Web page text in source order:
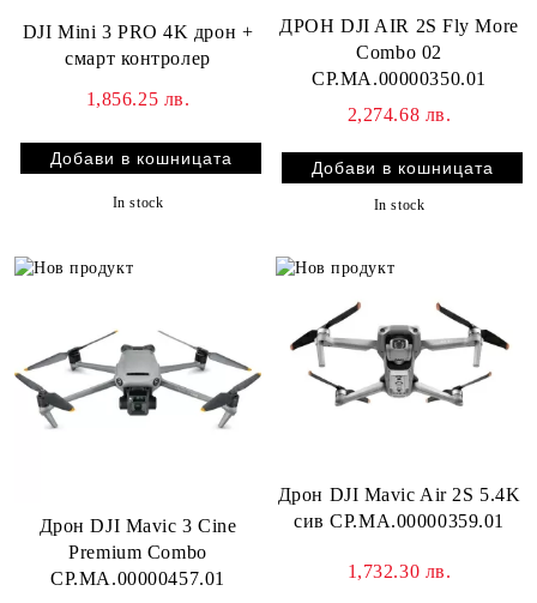
DJI Mini 3 PRO 4K дрон +
смарт контролер
1,856.25 лв.
In stock
ДРОН DJI AIR 2S Fly More
Combo 02
CP.MA.00000350.01
2,274.68 лв.
In stock
Дрон DJI Mavic 3 Cine
Premium Combo
CP.MA.00000457.01
Дрон DJI Mavic Air 2S 5.4K
сив CP.MA.00000359.01
1,732.30 лв.